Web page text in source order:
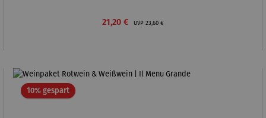
Verkaufspreis:
21,20 € UVP Regulärer Preis:
23,60 €
10% gespartRabatt